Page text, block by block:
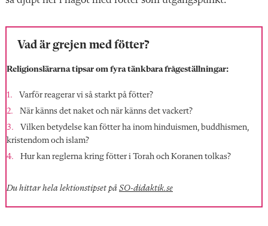
Vad är grejen med fötter?
Religionslärarna tipsar om fyra tänkbara frågeställningar:
Varför reagerar vi så starkt på fötter?
När känns det naket och när känns det vackert?
Vilken betydelse kan fötter ha inom hinduismen, buddhismen,
kristendom och islam?
Hur kan reglerna kring fötter i Torah och Koranen tolkas?
Du hittar hela lektionstipset på SO-didaktik.se